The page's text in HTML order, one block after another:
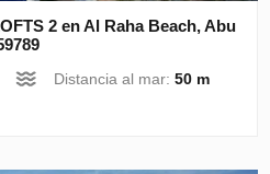
2 en Al Raha Beach, Abu
Distancia al mar:50 m